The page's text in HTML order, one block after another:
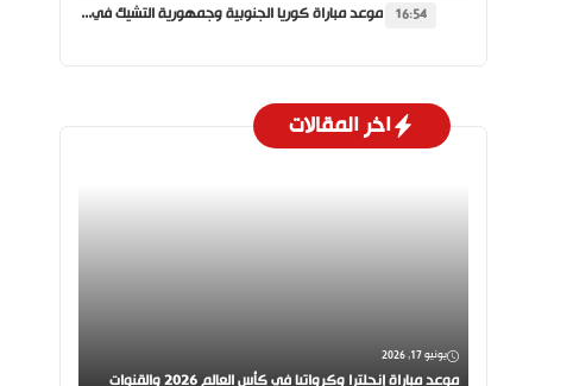
16:54 موعد مباراة كوريا الجنوبية وجمهورية التشيك في كأس العالم 2026 والقنوات الناقلة
اخر المقالات
يونيو 17, 2026